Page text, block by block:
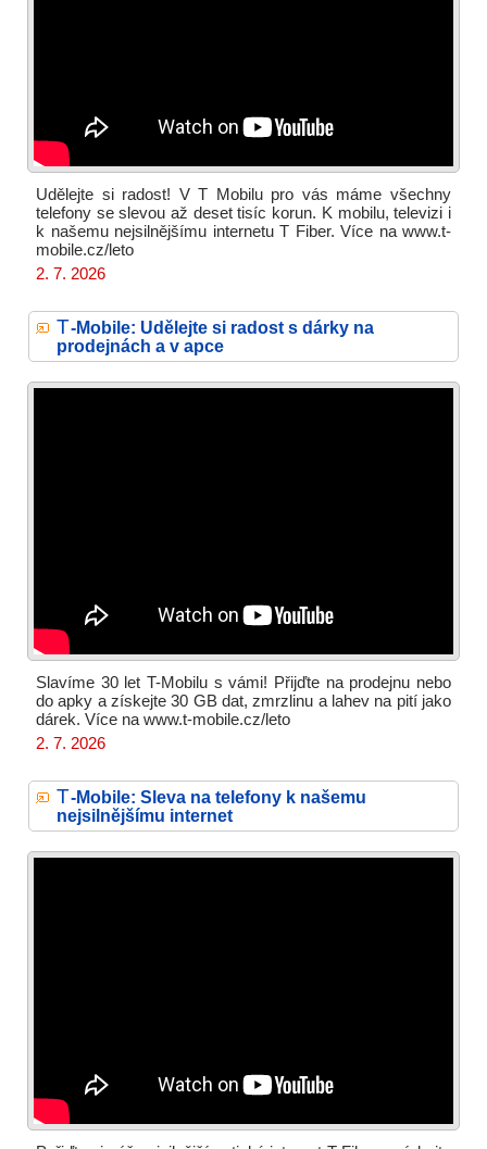
Udělejte si radost! V T Mobilu pro vás máme všechny
telefony se slevou až deset tisíc korun. K mobilu, televizi i
k našemu nejsilnějšímu internetu T Fiber. Více na www.t-
mobile.cz/leto
2. 7. 2026
T-Mobile: Udělejte si radost s dárky na
prodejnách a v apce
Slavíme 30 let T-Mobilu s vámi! Přijďte na prodejnu nebo
do apky a získejte 30 GB dat, zmrzlinu a lahev na pití jako
dárek. Více na www.t-mobile.cz/leto
2. 7. 2026
T-Mobile: Sleva na telefony k našemu
nejsilnějšímu internet